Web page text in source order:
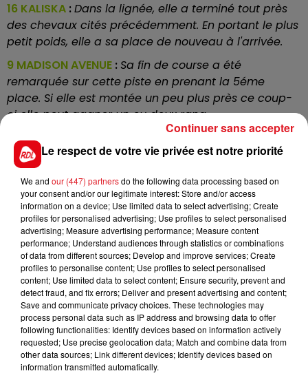
16 KALISKA :Dans la lignée, elle a terminé tout près
des chevaux cités précédemment. En portant le plus
petit poids, elle a sa place de nouveau à l'arrivée.
9 MADISON AVENUE :Sa fin de course a été
remarquée sur cette piste en prenant la 5éme
place. Si elle est montée un peu plus près ce coup-
ci elle peut gagner un ou deux rang
13 RIPPONETTE
combinaison gagnante du quinté référence, sans
une gêne lors du sprint final. Avec un bon parcours,
c'est une possibilité pour les places.
10 DICTION:Elle n'a couru que sur les parcours à
main droite et c'est la seule qui ne fait pas partie de
la ligne du 26/05 . Il y a des points d'interrogations
dans sa candidature, mais qui pourrait être positif
au résultat final.
*********
FIL D'ACTUS
Le respect de votre vie privée est notre priorité
We and our (447) partnersdo the following data processing based on
your consent and/or our legitimate interest: Store and/or access
information on a device; Use limited data to select advertising; Create
profiles for personalised advertising; Use profiles to select personalised
advertising; Measure advertising performance; Measure content
performance; Understand audiences through statistics or combinations
of data from different sources; Develop and improve services; Create
profiles to personalise content; Use profiles to select personalised
content; Use limited data to select content; Ensure security, prevent and
detect fraud, and fix errors; Deliver and present advertising and content;
Save and communicate privacy choices. These technologies may
process personal data such as IP address and browsing data to offer
following functionalities: Identify devices based on information actively
requested; Use precise geolocation data; Match and combine data from
other data sources; Link different devices; Identify devices based on
information transmitted automatically.
Continuer sans accepter